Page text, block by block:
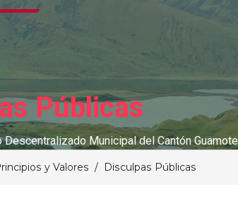
Públicas
Descentralizado Municipal del Cantón Guamote
y Valores Disculpas Públicas